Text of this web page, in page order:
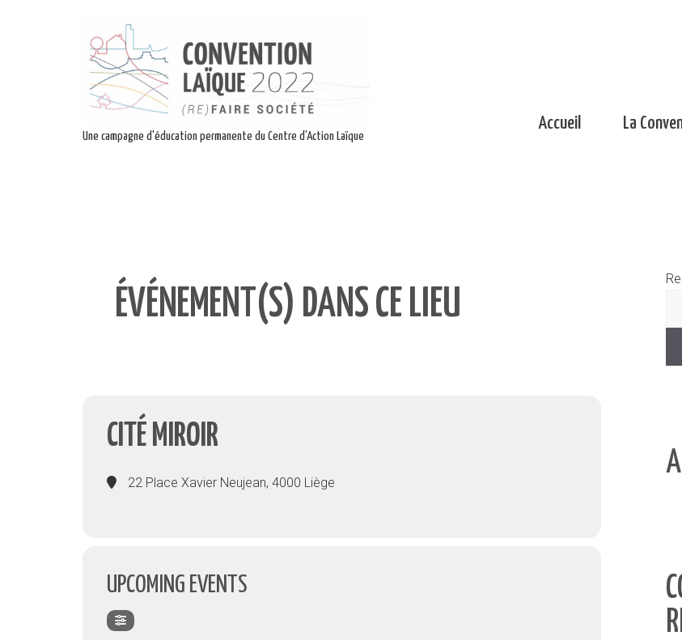
Une campagne d'éducation permanente du Centre d'Action Laïque
Accueil La
ÉVÉNEMENT(S) DANS CE LIEU
CITÉ MIROIR
22 Place Xavier Neujean, 4000 Liège
UPCOMING EVENTS